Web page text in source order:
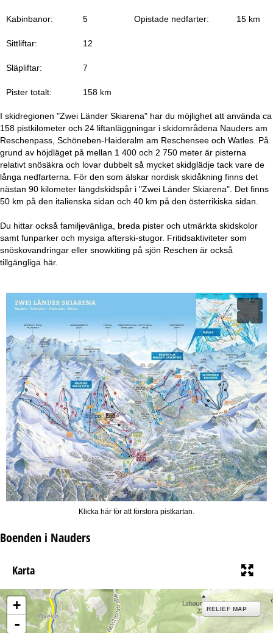
Kabinbanor: 5 Opistade nedfarter: 15 km
Sittliftar: 12
Släpliftar: 7
Pister totalt: 158 km
I skidregionen "Zwei Länder Skiarena" har du möjlighet att använda ca
158 pistkilometer och 24 liftanläggningar i skidområdena Nauders am
Reschenpass, Schöneben-Haideralm am Reschensee och Watles. På
grund av höjdläget på mellan 1 400 och 2 750 meter är pisterna
relativt snösäkra och lovar dubbelt så mycket skidglädje tack vare de
långa nedfarterna. För den som älskar nordisk skidåkning finns det
nästan 90 kilometer längdskidspår i "Zwei Länder Skiarena". Det finns
50 km på den italienska sidan och 40 km på den österrikiska sidan.
Du hittar också familjevänliga, breda pister och utmärkta skidskolor
samt funparker och mysiga afterski-stugor. Fritidsaktiviteter som
snöskovandringar eller snowkiting på sjön Reschen är också
tillgängliga här.
Klicka här för att förstora pistkartan.
Boenden i Nauders
Karta
+
-
RELIEF MAP